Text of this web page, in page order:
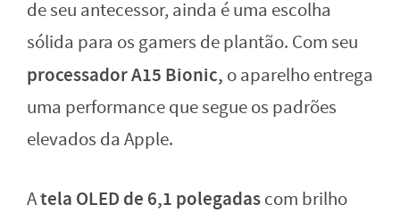
de seu antecessor, ainda é uma escolha
sólida para os gamers de plantão. Com seu
processador A15 Bionic, o aparelho entrega
uma performance que segue os padrões
elevados da Apple.
Atela OLED de 6,1 polegadascom brilho